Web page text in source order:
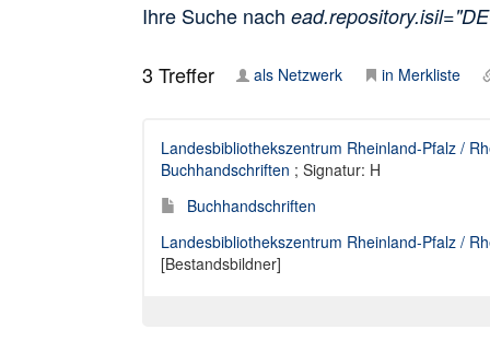
Ihre Suche nach
3 Treffer als Netzwerk in Merkliste
Landesbibliothekszentrum Rheinland-Pfalz /
Buchhandschriften ; Signatur: H
Buchhandschriften
Landesbibliothekszentrum Rheinland-Pfalz /
[Bestandsbildner]